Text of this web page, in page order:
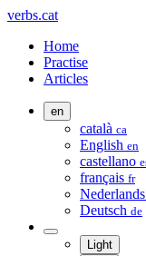
verbs.cat
Home
Practise
Articles
en
català ca
English en
castellano
français fr
Nederlands
Deutsch de
Light